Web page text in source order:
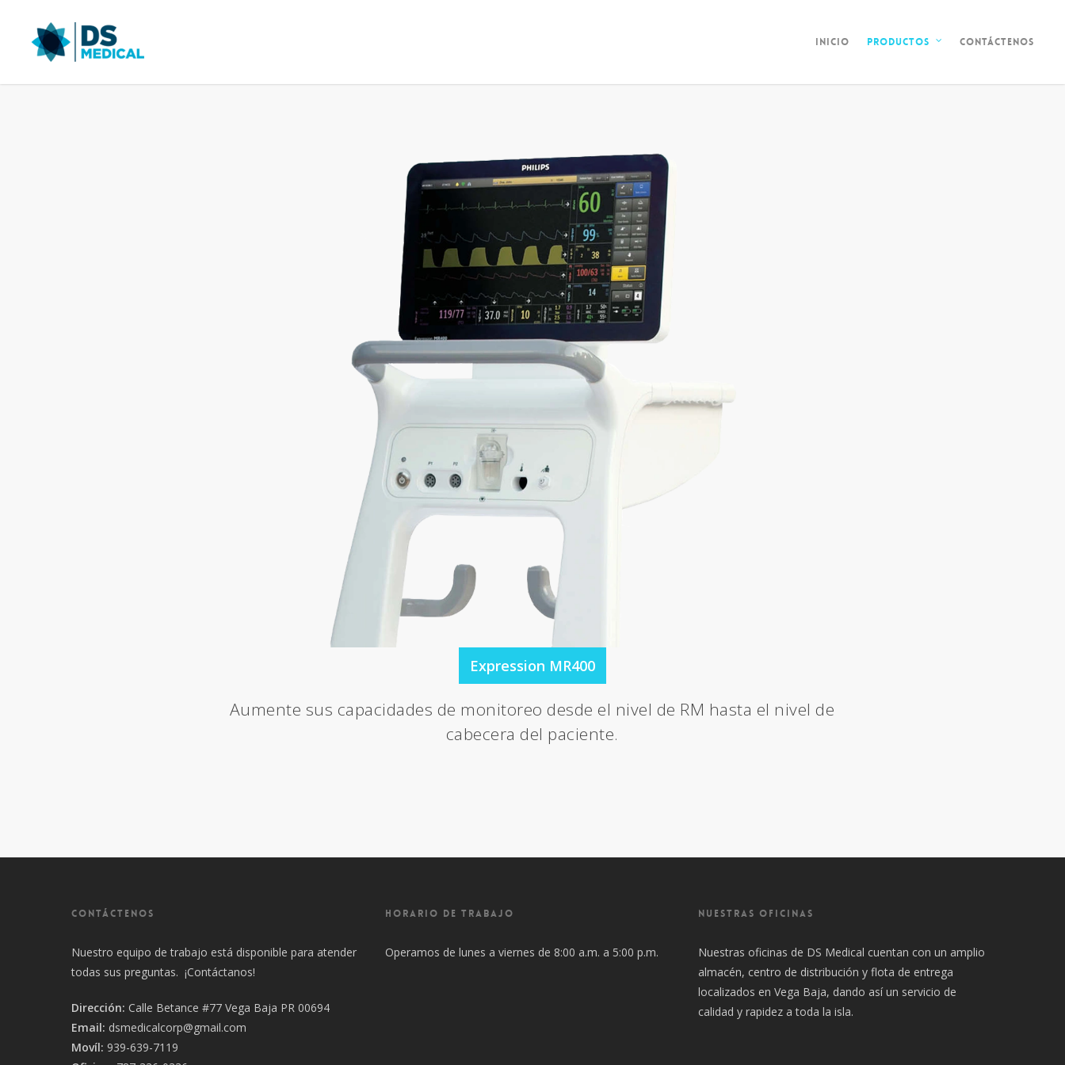
Inicio Productos Contáctenos
Expression MR400
Aumente sus capacidades de monitoreo desde el nivel de RM hasta el nivel de
cabecera del paciente.
CONTÁCTENOS
Nuestro equipo de trabajo está disponible para atender
todas sus preguntas. ¡Contáctanos!
Dirección: Calle Betance #77 Vega Baja PR 00694
Email: dsmedicalcorp@gmail.com
Movíl: 939-639-7119
HORARIO DE TRABAJO
Operamos de lunes a viernes de 8:00 a.m. a 5:00 p.m.
NUESTRAS OFICINAS
Nuestras oficinas de DS Medical cuentan con un amplio
almacén, centro de distribución y flota de entrega
localizados en Vega Baja, dando así un servicio de
calidad y rapidez a toda la isla.